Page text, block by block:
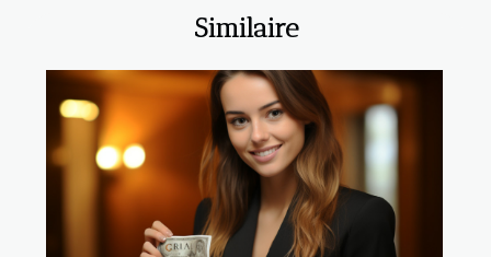
Similaire